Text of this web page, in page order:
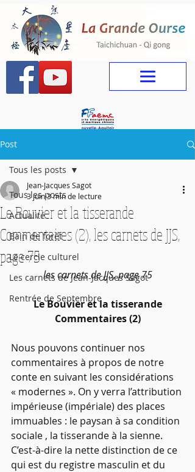
Post
Tous les posts
Actualité
Bain de forêt
Le cercle culturel
Les carnets de Jean-Jacques Sagot
Rentrée de Septembre
Tous les posts
Le Bouvier et la tisserande
Commentaires (2), les carnets de JJS,
page 75
Jean-Jacques Sagot
3 juin3 min de lecture
les carnets de JJS, page 75
Le Bouvier et la tisserande
Commentaires (2)
Nous pouvons continuer nos
commentaires à propos de notre
conte en suivant les considérations
« modernes ». On y verra l’attribution
impérieuse (impériale) des places
immuables : le paysan à sa condition
sociale , la tisserande à la sienne.
C’est-à-dire la nette distinction de ce
qui est du registre masculin et du